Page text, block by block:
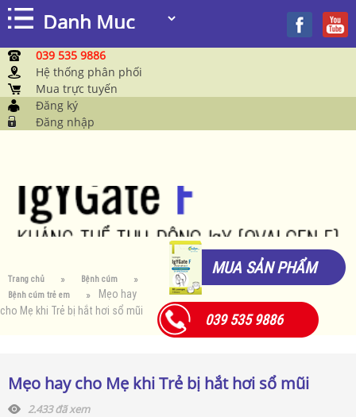
039 535 9886
Hệ thống phân phối
Mua trực tuyến
Đăng ký
Đăng nhập
MUA SẢN PHẨM
039 535 9886
Trang chủ
Bệnh cúm
Bệnh cúm trẻ em
Mẹo hay
cho Mẹ khi Trẻ bị hắt hơi sổ mũi
Mẹo hay cho Mẹ khi Trẻ bị hắt hơi sổ mũi
2.433 đã xem